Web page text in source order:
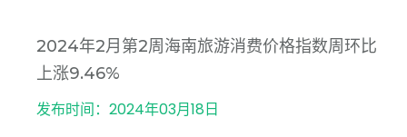
2024年2月第2周海南旅游消费价格指数周环比
上涨9.46%
发布时间：2024年03月18日